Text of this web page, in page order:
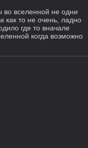
вселенной не одни
как то не очень, ладно
где то вначале
когда возможно